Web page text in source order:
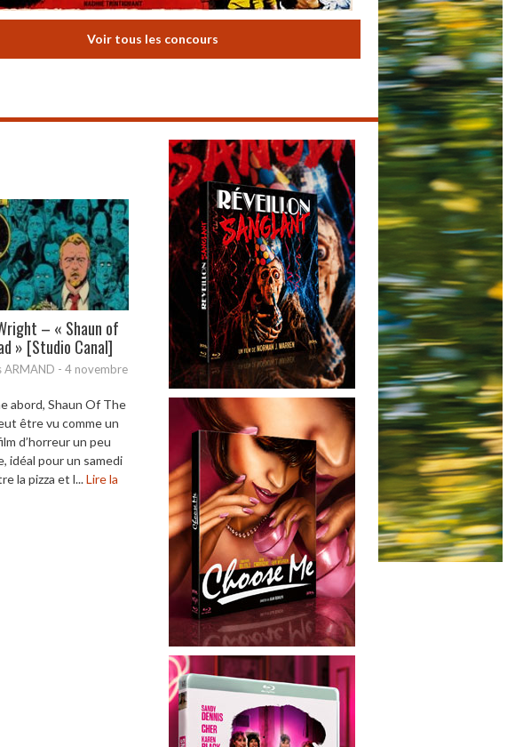
Voir tous les concours
– « Shaun of
» [Studio Canal]
ARMAND - 4 novembre
abord, Shaun Of The
être vu comme un
d’horreur un peu
idéal pour un samedi
la pizza et l...Lire la